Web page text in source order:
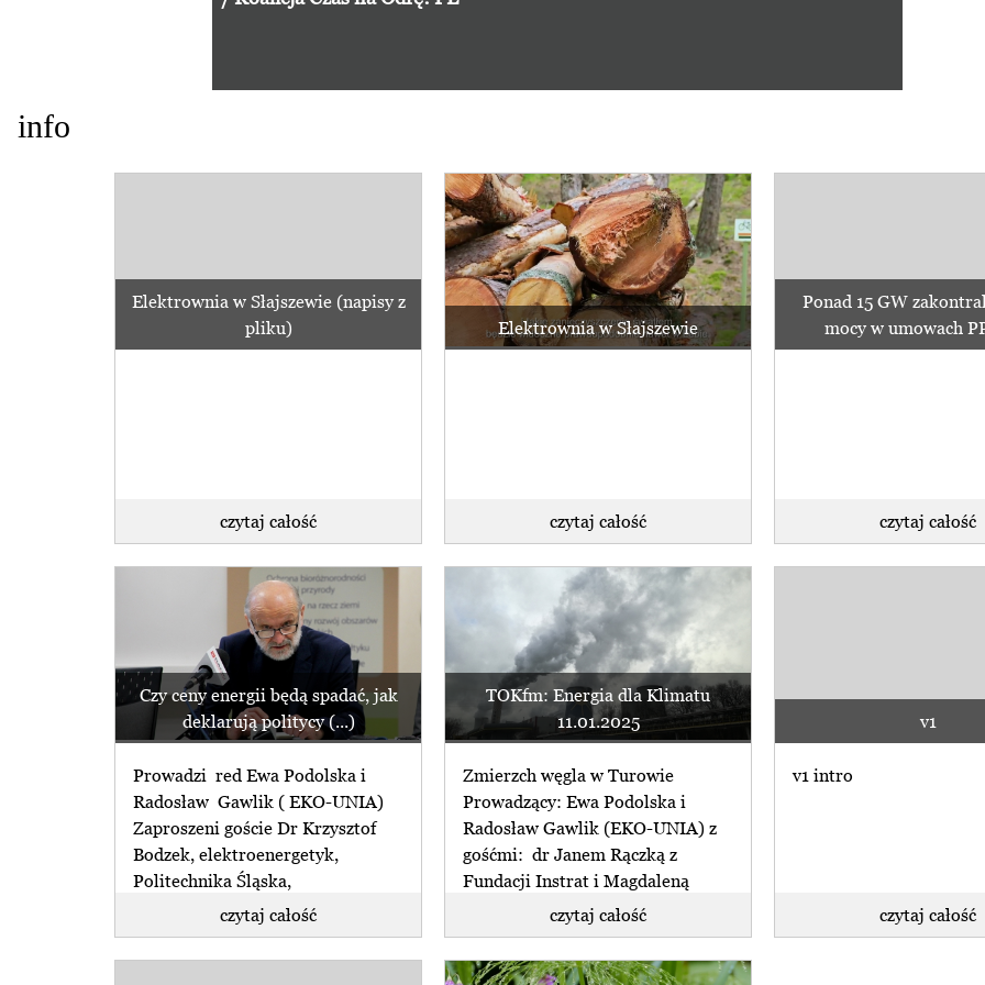
info
Elektrownia w Słajszewie (napisy z
pliku)
czytaj całość
Elektrownia w Słajszewie
czytaj całość
Ponad 15 GW
mocy w umowach
czytaj całość
Czy ceny energii będą spadać, jak
deklarują politycy (...)
Prowadzi red Ewa Podolska i
Radosław Gawlik ( EKO-UNIA)
Zaproszeni goście Dr Krzysztof
Bodzek, elektroenergetyk,
Politechnika Śląska,
Konwersatorium Inteligentna
Energetyka założone przez (...)
czytaj całość
TOKfm: Energia dla Klimatu
11.01.2025
Zmierzch węgla w Turowie
Prowadzący: Ewa Podolska i
Radosław Gawlik (EKO-UNIA) z
gośćmi: dr Janem Rączką z
Fundacji Instrat i Magdaleną
Kościańską z (...)czytaj całość
v1
v1 intro
czytaj całość